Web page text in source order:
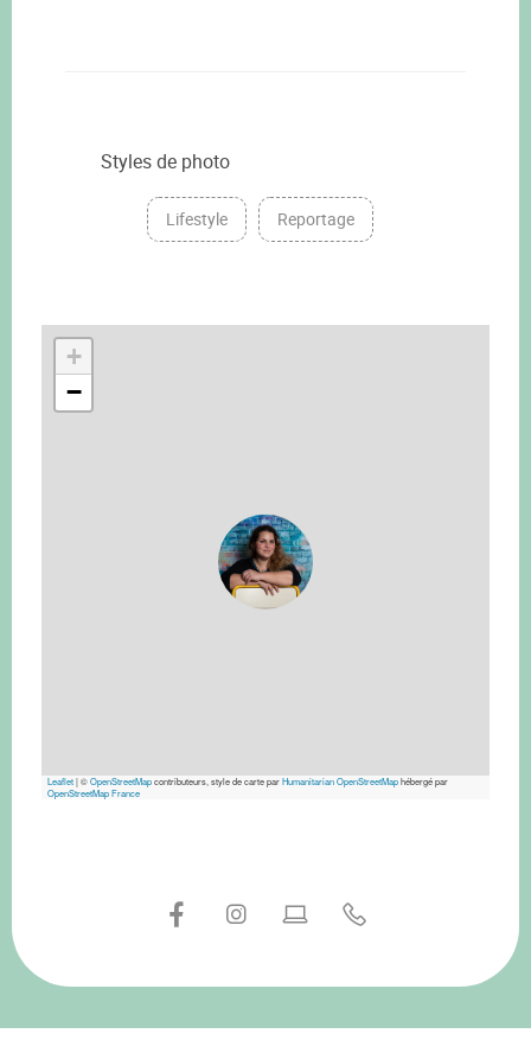
Styles de photo
Lifestyle Reportage
+
−
Leaflet|©OpenStreetMapcontributeurs, style de carte parHumanitarian OpenStreetMaphébergé par
OpenStreetMap France